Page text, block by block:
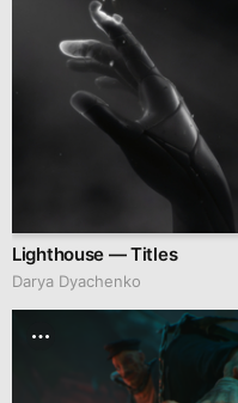
Lighthouse — Titles
Darya Dyachenko